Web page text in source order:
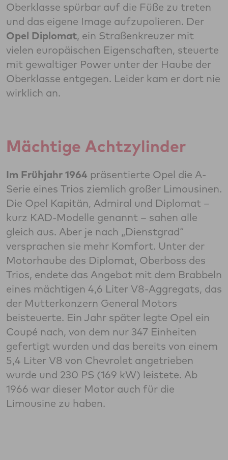
Oberklasse spürbar auf die Füße zu treten
und das eigene Image aufzupolieren. Der
Opel Diplomat, ein Straßenkreuzer mit
vielen europäischen Eigenschaften, steuerte
mit gewaltiger Power unter der Haube der
Oberklasse entgegen. Leider kam er dort nie
wirklich an.
Mächtige Achtzylinder
Im Frühjahr 1964 präsentierte Opel die A-
Serie eines Trios ziemlich großer Limousinen.
Die Opel Kapitän, Admiral und Diplomat –
kurz KAD-Modelle genannt – sahen alle
gleich aus. Aber je nach „Dienstgrad“
versprachen sie mehr Komfort. Unter der
Motorhaube des Diplomat, Oberboss des
Trios, endete das Angebot mit dem Brabbeln
eines mächtigen 4,6 Liter V8-Aggregats, das
der Mutterkonzern General Motors
beisteuerte. Ein Jahr später legte Opel ein
Coupé nach, von dem nur 347 Einheiten
gefertigt wurden und das bereits von einem
5,4 Liter V8 von Chevrolet angetrieben
wurde und 230 PS (169 kW) leistete. Ab
1966 war dieser Motor auch für die
Limousine zu haben.